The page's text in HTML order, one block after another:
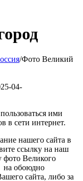
/Фото Великий
04-
ими
в сети интернет.
нашего сайта в
ссылку на наш
Великого
на обоюдно
сайта, либо за